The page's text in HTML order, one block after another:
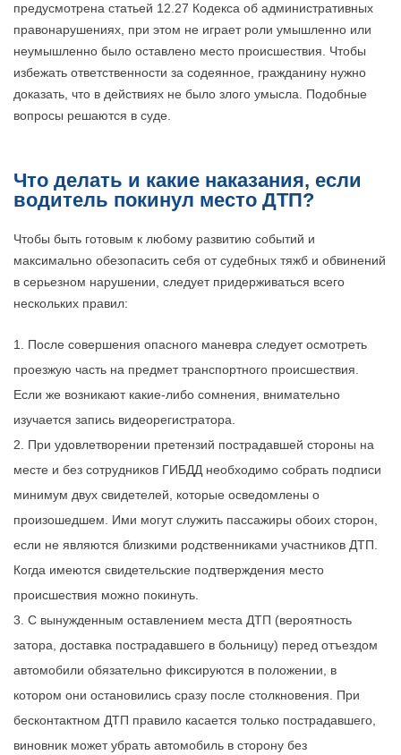
предусмотрена статьей 12.27 Кодекса об административных
правонарушениях, при этом не играет роли умышленно или
неумышленно было оставлено место происшествия. Чтобы
избежать ответственности за содеянное, гражданину нужно
доказать, что в действиях не было злого умысла. Подобные
вопросы решаются в суде.
Что делать и какие наказания, если
водитель покинул место ДТП?
Чтобы быть готовым к любому развитию событий и
максимально обезопасить себя от судебных тяжб и обвинений
в серьезном нарушении, следует придерживаться всего
нескольких правил:
После совершения опасного маневра следует осмотреть
проезжую часть на предмет транспортного происшествия.
Если же возникают какие-либо сомнения, внимательно
изучается запись видеорегистратора.
При удовлетворении претензий пострадавшей стороны на
месте и без сотрудников ГИБДД необходимо собрать подписи
минимум двух свидетелей, которые осведомлены о
произошедшем. Ими могут служить пассажиры обоих сторон,
если не являются близкими родственниками участников ДТП.
Когда имеются свидетельские подтверждения место
происшествия можно покинуть.
С вынужденным оставлением места ДТП (вероятность
затора, доставка пострадавшего в больницу) перед отъездом
автомобили обязательно фиксируются в положении, в
котором они остановились сразу после столкновения. При
бесконтактном ДТП правило касается только пострадавшего,
виновник может убрать автомобиль в сторону без